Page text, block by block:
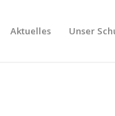
Aktuelles Unser